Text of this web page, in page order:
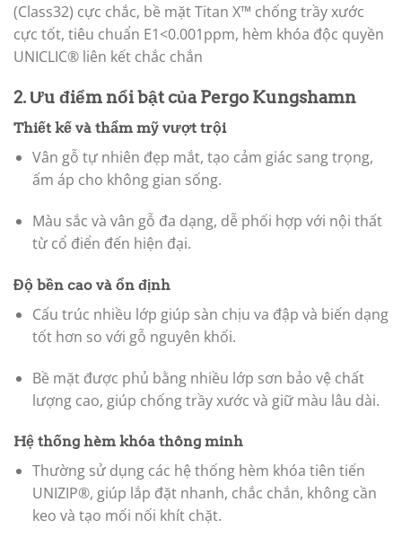
(Class32) cực chắc, bề mặt Titan X™ chống trầy xước
cực tốt, tiêu chuẩn E1<0.001ppm, hèm khóa độc quyền
UNICLIC® liên kết chắc chắn
2. Ưu điểm nổi bật của Pergo Kungshamn
Thiết kế và thẩm mỹ vượt trội
Vân gỗ tự nhiên đẹp mắt, tạo cảm giác sang trọng,
ấm áp cho không gian sống.
Màu sắc và vân gỗ đa dạng, dễ phối hợp với nội thất
từ cổ điển đến hiện đại.
Độ bền cao và ổn định
Cấu trúc nhiều lớp giúp sàn chịu va đập và biến dạng
tốt hơn so với gỗ nguyên khối.
Bề mặt được phủ bằng nhiều lớp sơn bảo vệ chất
lượng cao, giúp chống trầy xước và giữ màu lâu dài.
Hệ thống hèm khóa thông minh
Thường sử dụng các hệ thống hèm khóa tiên tiến
UNIZIP®, giúp lắp đặt nhanh, chắc chắn, không cần
keo và tạo mối nối khít chặt.